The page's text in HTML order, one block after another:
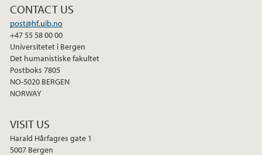
CONTACT US
post@hf.uib.no
+47 55 58 00 00
Universitetet i Bergen
Det humanistiske fakultet
Postboks 7805
NO-5020 BERGEN
NORWAY
VISIT US
Harald Hårfagres gate 1
5007 Bergen